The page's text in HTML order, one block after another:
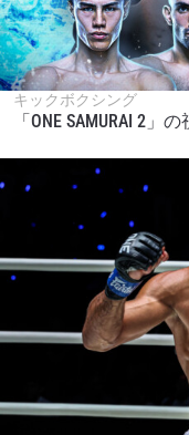
キックボクシング
「ONE SAMURAI 2